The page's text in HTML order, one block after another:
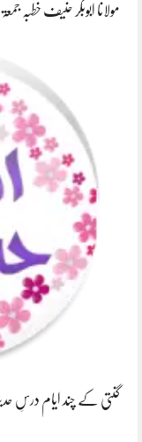
مولانا ابوبکر حنیف خطبہ جمعۃ
گنتی کے چند ایام درسِ